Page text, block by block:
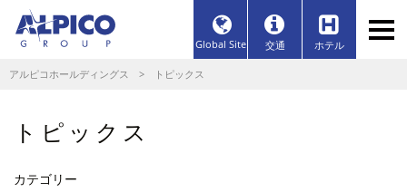
Global Site 交通 ホテル
アルピコホールディングス > トピックス
トピックス
カテゴリー